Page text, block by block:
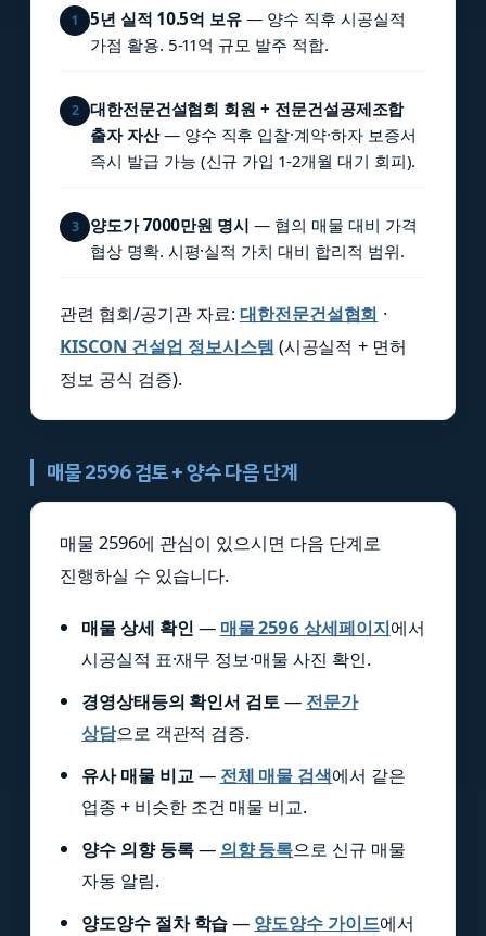
1 5년 실적 10.5억 보유 — 양수 직후 시공실적
가점 활용. 5-11억 규모 발주 적합.
2
대한전문건설협회 회원 + 전문건설공제조합
출자 자산— 양수 직후 입찰·계약·하자 보증서
즉시 발급 가능 (신규 가입 1-2개월 대기 회피).
3 양도가 7000만원 명시 — 협의 매물 대비 가격
협상 명확. 시평·실적 가치 대비 합리적 범위.
관련 협회/공기관 자료:대한전문건설협회 ·
KISCON 건설업 정보시스템 (시공실적 + 면허
정보 공식 검증).
매물 2596 검토 + 양수 다음 단계
매물 2596에 관심이 있으시면 다음 단계로
진행하실 수 있습니다.
매물 상세 확인 — 매물 2596 상세페이지에서
시공실적 표·재무 정보·매물 사진 확인.
경영상태등의 확인서 검토— 전문가
상담으로 객관적 검증.
유사 매물 비교— 전체 매물 검색에서 같은
업종 + 비슷한 조건 매물 비교.
양수 의향 등록— 의향 등록으로 신규 매물
자동 알림.
양도양수 절차 학습— 양도양수 가이드에서